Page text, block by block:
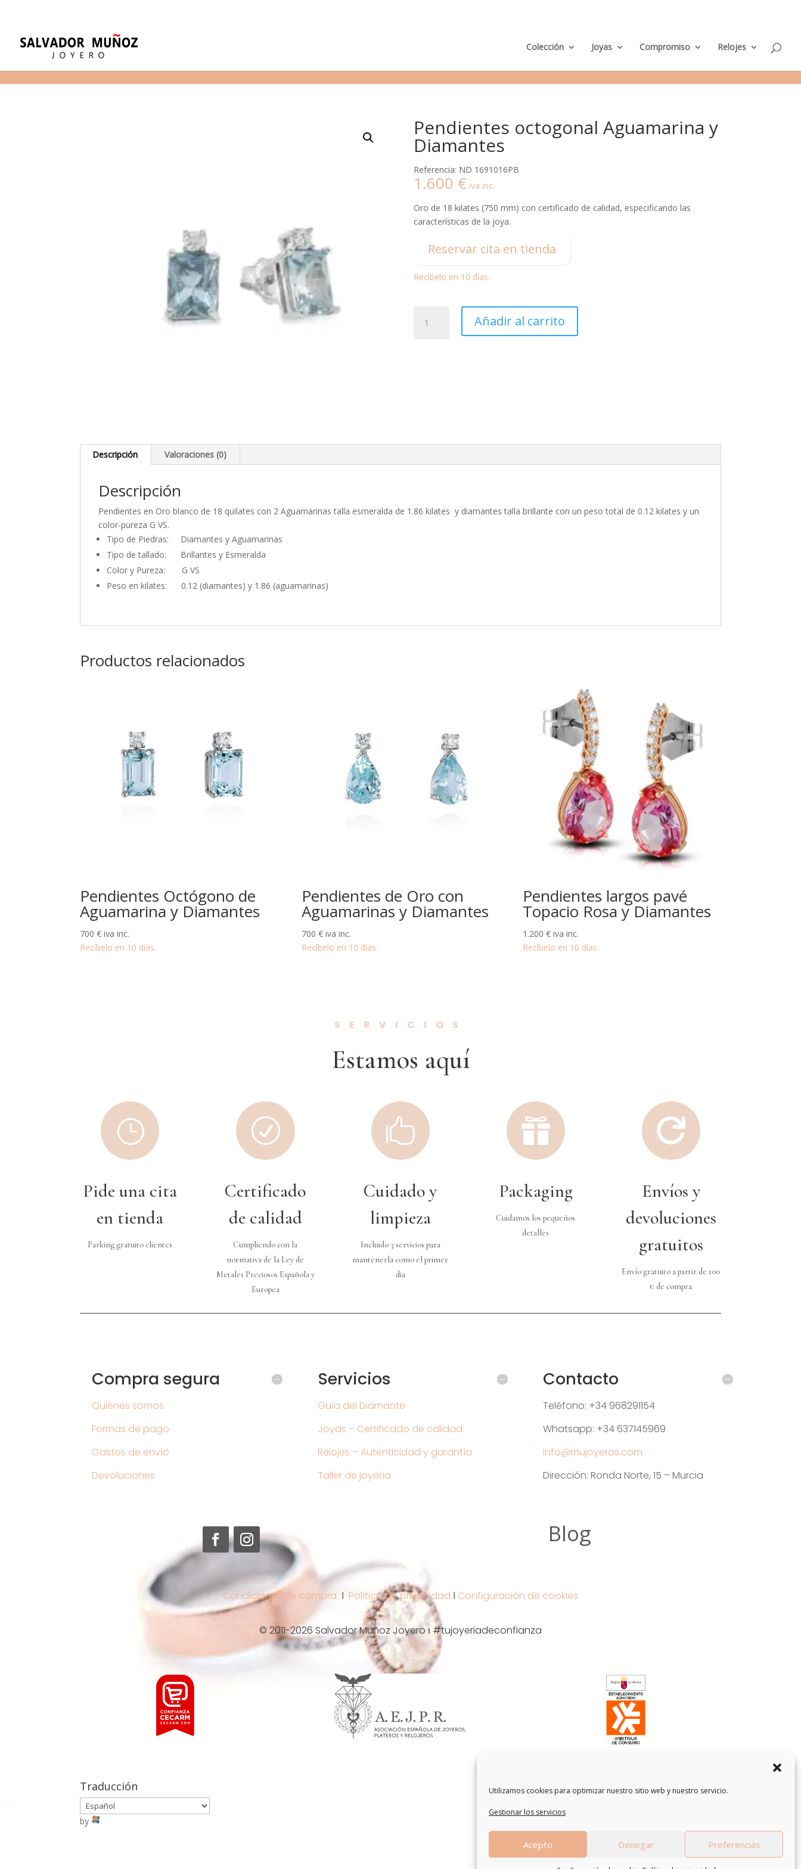
Utilizamos cookies para optimizar nuestro sitio web y nuestro servicio.
Gestionar los servicios
Acepto Denegar Preferencias
e
n
Colección Joyas Compromiso Relojes
Pendientes octogonal Aguamarina y
Diamantes
Referencia: ND 1691016PB
1.600 € iva inc.
Oro de 18 kilates (750 mm) con certificado de calidad, especificando las
características de la joya.
Reservar cita en tienda
Recíbelo en 10 días.
octogonal
Añadir al carrito
Descripción Valoraciones (0)
Descripción
Pendientes en Oro blanco de 18 quilates con 2 Aguamarinas talla esmeralda de 1.86 kilates y diamantes talla brillante con un peso total de 0.12 kilates y un
color-pureza G VS.
Tipo de Piedras: Diamantes y Aguamarinas
Tipo de tallado: Brillantes y Esmeralda
Color y Pureza: G VS
Peso en kilates: 0.12 (diamantes) y 1.86 (aguamarinas)
Productos relacionados
Pendientes Octógono de
Aguamarina y Diamantes
700€ iva inc.
Recíbelo en 10 días.
Pendientes de Oro con
Aguamarinas y Diamantes
700 € iva inc.
Recíbelo en 10 días.
Pendientes largos pavé
Topacio Rosa y Diamantes
1.200€ iva inc.
Recíbelo en 10 días.
SERVICIOS
Estamos aquí
}
Pide una cita
en tienda
Parking gratuito clientes
R
Certificado
de calidad
Cumpliendo con la
normativa de la Ley de
Metales Preciosos Española y
Europea

Cuidado y
limpieza
Incluido 3 servicios para
mantenerla como el primer
dia

Packaging
Cuidamos los pequeños
detalles

Envíos y
devoluciones
gratuitos
Envío gratuito a partir de 100
€ de compra
Compra segura
Quiénes somos
Formas de pago
Gastos de envío
Devoluciones
Servicios
Guía del Diamante
Joyas – Certificado de calidad
Relojes – Autenticidad y garantía
Taller de joyería
Contacto
Teléfono: +34 968291154
Whatsapp: +34 637145969
info@mujoyeros.com
Dirección: Ronda Norte, 15 – Murcia
Blog
Condiciones de compra Ι Política de privacidad Ι Configuración de cookies
© 2011-2026 Salvador Muñoz Joyero ι #tujoyeriadeconfianza
Traducción
by